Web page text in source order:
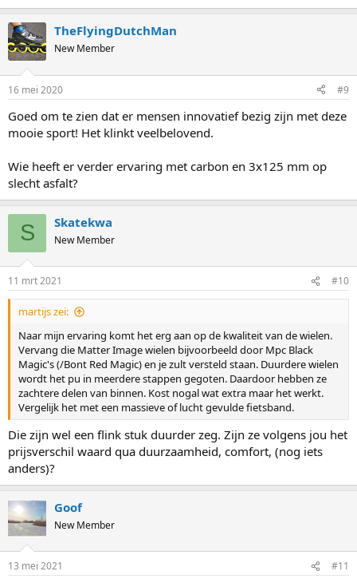
TheFlyingDutchMan
New Member
16 mei 2020 #9
Goed om te zien dat er mensen innovatief bezig zijn met deze
mooie sport! Het klinkt veelbelovend.
Wie heeft er verder ervaring met carbon en 3x125 mm op
slecht asfalt?
S Skatekwa
New Member
11 mrt 2021 #10
martijs zei:
Naar mijn ervaring komt het erg aan op de kwaliteit van de wielen.
Vervang die Matter Image wielen bijvoorbeeld door Mpc Black
Magic's (/Bont Red Magic) en je zult versteld staan. Duurdere wielen
wordt het pu in meerdere stappen gegoten. Daardoor hebben ze
zachtere delen van binnen. Kost nogal wat extra maar het werkt.
Vergelijk het met een massieve of lucht gevulde fietsband.
Die zijn wel een flink stuk duurder zeg. Zijn ze volgens jou het
prijsverschil waard qua duurzaamheid, comfort, (nog iets
anders)?
Goof
New Member
13 mei 2021 #11